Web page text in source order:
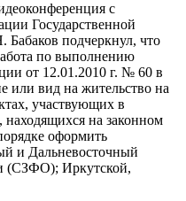
с
Государственной
подчеркнул, что
по выполнению
от 12.01.2010 г. № 60 в
или вид на жительство на
участвующих в
находящихся на законном
оформить
и Дальневосточный
(СЗФО); Иркутской,